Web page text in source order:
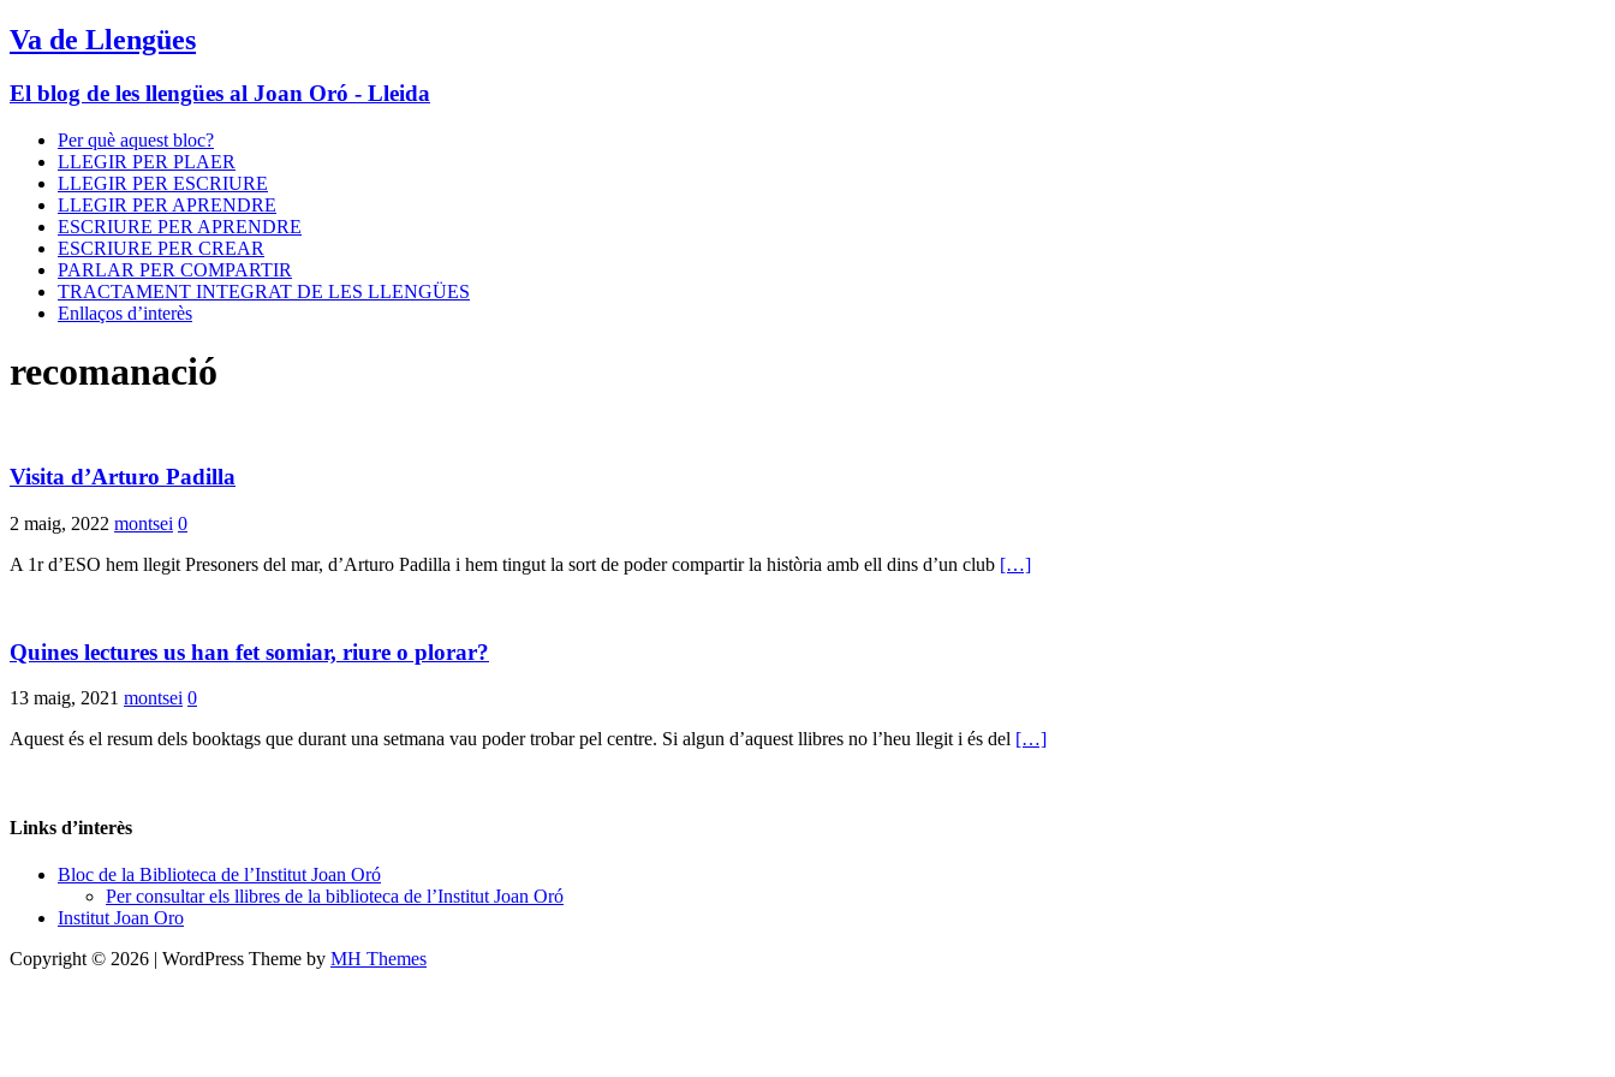
Va de Llengües
El blog de les llengües al Joan Oró - Lleida
Per què aquest bloc?
LLEGIR PER PLAER
LLEGIR PER ESCRIURE
LLEGIR PER APRENDRE
ESCRIURE PER APRENDRE
ESCRIURE PER CREAR
PARLAR PER COMPARTIR
TRACTAMENT INTEGRAT DE LES LLENGÜES
Enllaços d’interès
recomanació
Visita d’Arturo Padilla
2 maig, 2022 montsei 0
A 1r d’ESO hem llegit Presoners del mar, d’Arturo Padilla i hem tingut la sort de poder compartir la història amb ell dins d’un club […]
Quines lectures us han fet somiar, riure o plorar?
13 maig, 2021 montsei 0
Aquest és el resum dels booktags que durant una setmana vau poder trobar pel centre. Si algun d’aquest llibres no l’heu llegit i és del […]
Links d’interès
Bloc de la Biblioteca de l’Institut Joan Oró
Per consultar els llibres de la biblioteca de l’Institut Joan Oró
Institut Joan Oro
Copyright © 2026 | WordPress Theme by MH Themes